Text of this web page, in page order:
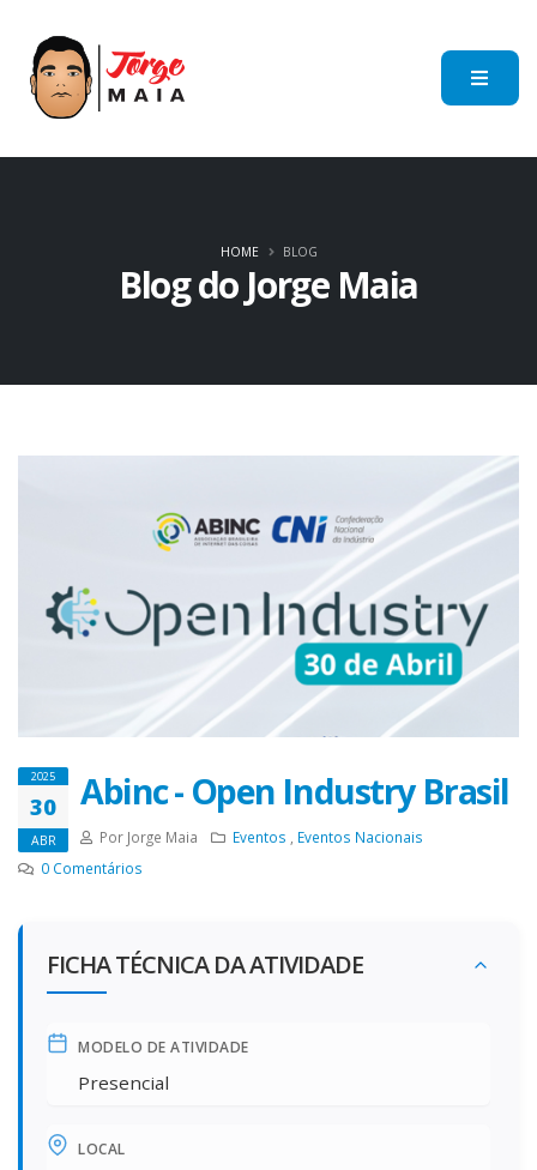
Blog do Jorge Maia
HOME BLOG
2025
30
ABR
Abinc - Open Industry Brasil
Por Jorge Maia Eventos
Eventos Nacionais
0 Comentários
FICHA TÉCNICA DA ATIVIDADE
MODELO DE ATIVIDADE
Presencial
LOCAL